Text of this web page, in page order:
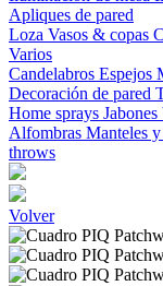
Apliques de pared
Loza Vasos & copas
Varios
Candelabros Espejos
Decoración de pared
Home sprays Jabones
Alfombras Manteles
throws
Volver